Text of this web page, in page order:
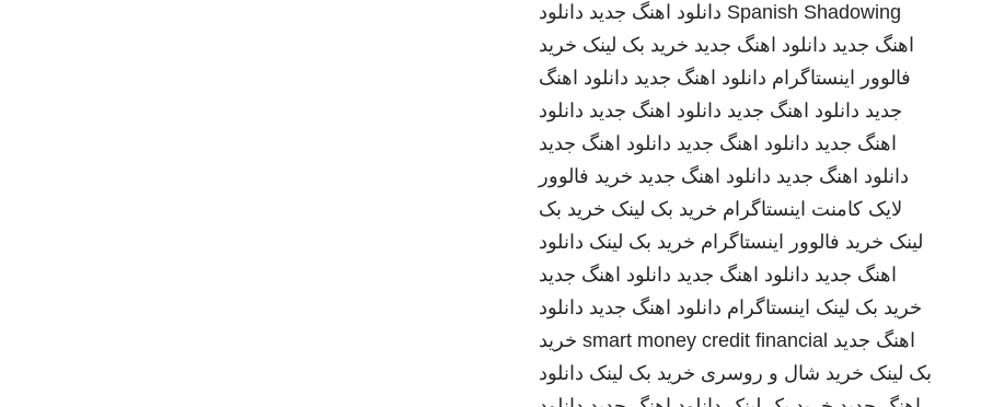
Spanish Shadowing دانلود اهنگ جدید دانلود
اهنگ جدید دانلود اهنگ جدید خرید بک لینک خرید
فالوور اینستاگرام دانلود اهنگ جدید دانلود اهنگ
جدید دانلود اهنگ جدید دانلود اهنگ جدید دانلود
اهنگ جدید دانلود اهنگ جدید دانلود اهنگ جدید
دانلود اهنگ جدید دانلود اهنگ جدید خرید فالوور
لایک کامنت اینستاگرام خرید بک لینک خرید بک
لینک خرید فالوور اینستاگرام خرید بک لینک دانلود
اهنگ جدید دانلود اهنگ جدید دانلود اهنگ جدید
خرید بک لینک اینستاگرام دانلود اهنگ جدید دانلود
اهنگ جدید smart money credit financial خرید
بک لینک خرید شال و روسری خرید بک لینک دانلود